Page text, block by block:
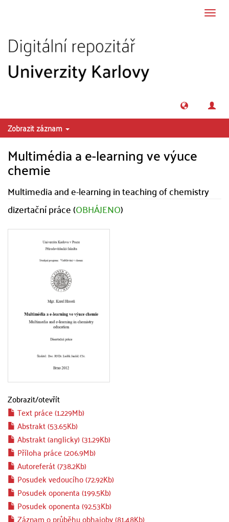
Zobrazit záznam
Multimédia a e-learning ve výuce
chemie
Multimedia and e-learning in teaching of chemistry
dizertační práce (OBHÁJENO)
Zobrazit/otevřít
Text práce (1.229Mb)
Abstrakt (53.65Kb)
Abstrakt (anglicky) (31.29Kb)
Příloha práce (206.9Mb)
Autoreferát (738.2Kb)
Posudek vedoucího (72.92Kb)
Posudek oponenta (199.5Kb)
Posudek oponenta (92.53Kb)
Záznam o průběhu obhajoby (81.48Kb)